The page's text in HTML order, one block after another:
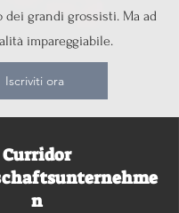
dei grandi grossisti. Ma ad
impareggiabile.
Iscriviti ora
Curridor
n